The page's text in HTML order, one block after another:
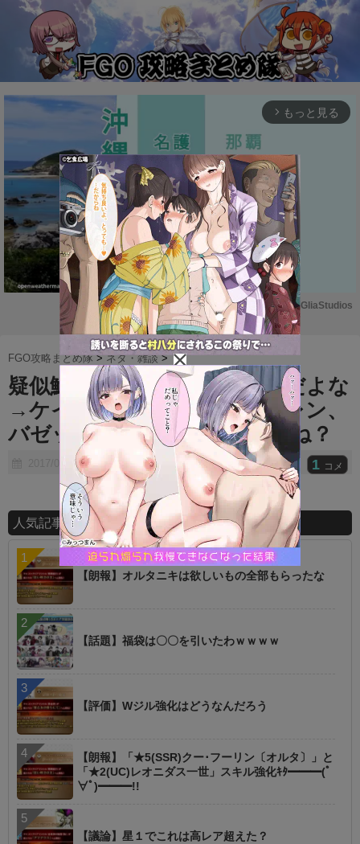
arrow_forward_ios もっと見る
M
u
t
e
Powered by GliaStudios
FGO攻略まとめ隊 >ネタ・雑談 >
疑似鯖ってほんと便利な設定だよな
→ケイネス、言峰、士郎、カレン、
バゼットあたりはきそうじゃね？
2017/06/22 1 コメ
人気記事ランキング
【朗報】オルタニキは欲しいもの全部もらったな
【話題】福袋は〇〇を引いたわｗｗｗｗ
【評価】Wジル強化はどうなんだろう
【朗報】「★5(SSR)クー･フーリン〔オルタ〕」と
「★2(UC)レオニダス一世」スキル強化ｷﾀ━━━(ﾟ
∀ﾟ)━━━!!
【議論】星１でこれは高レア超えた？